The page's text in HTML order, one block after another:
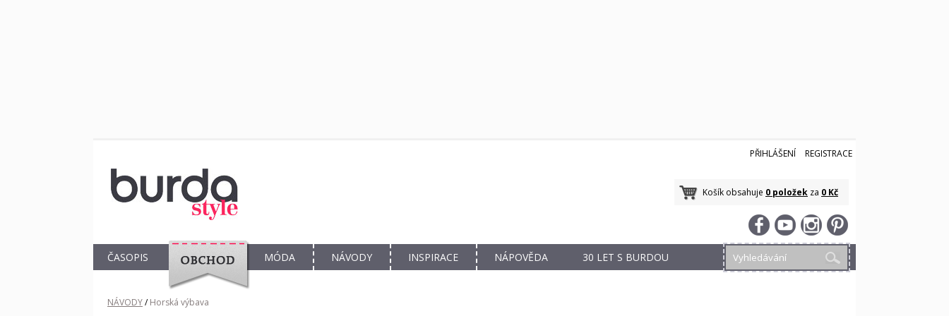
PŘIHLÁŠENÍ REGISTRACE
Košík obsahuje 0 položek za 0 Kč
ČASOPIS
OBCHOD
MÓDA NÁVODY INSPIRACE NÁPOVĚDA 30 LET S BURDOU
NÁVODY/ Horská výbava